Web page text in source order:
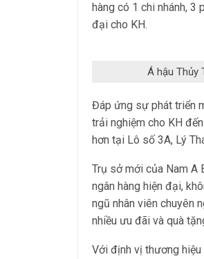
hàng có 1 chi nhánh, 3
đại cho KH.
Á hậu Thủy
Đáp ứng sự phát triển
trải nghiệm cho KH
hơn tại Lô số 3A, Lý
Trụ sở mới của Nam A
ngân hàng hiện đại,
ngũ nhân viên chuyên
nhiều ưu đãi và quà
Với định vị thương hiệu